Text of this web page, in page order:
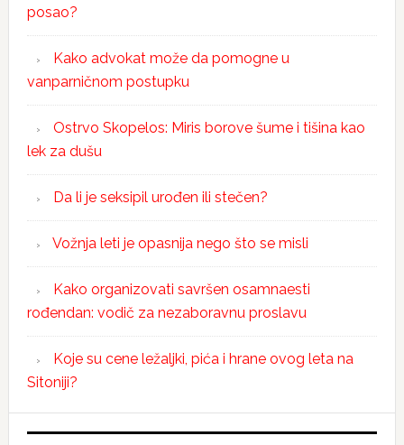
posao?
Kako advokat može da pomogne u
vanparničnom postupku
Ostrvo Skopelos: Miris borove šume i tišina kao
lek za dušu
Da li je seksipil urođen ili stečen?
Vožnja leti je opasnija nego što se misli
Kako organizovati savršen osamnaesti
rođendan: vodič za nezaboravnu proslavu
Koje su cene ležaljki, pića i hrane ovog leta na
Sitoniji?